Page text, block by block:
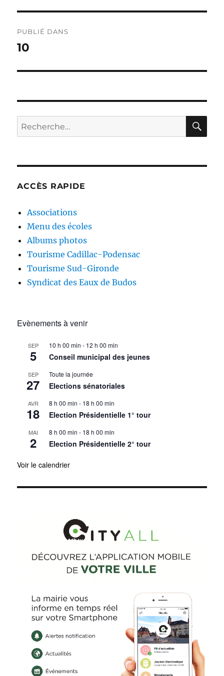
de
PUBLIÉ DANS
10
Recherche
pour :
ACCÈS RAPIDE
Associations
Menu des écoles
Albums photos
Tourisme Cadillac-Podensac
Tourisme Sud-Gironde
Syndicat des Eaux de Budos
Evènements à venir
SEP
5
10 h 00 min - 12 h 00 min
Conseil municipal des jeunes
SEP
27
Toute la journée
Elections sénatoriales
AVR
18
8 h 00 min - 18 h 00 min
Election Présidentielle 1° tour
MAI
2
8 h 00 min - 18 h 00 min
Election Présidentielle 2° tour
Voir le calendrier